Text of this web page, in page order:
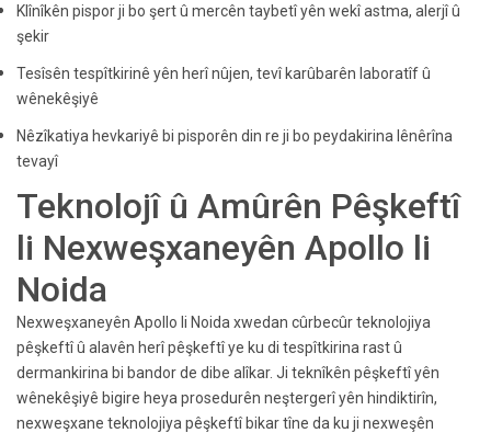
Klînîkên pispor ji bo şert û mercên taybetî yên wekî astma, alerjî û
şekir
Tesîsên tespîtkirinê yên herî nûjen, tevî karûbarên laboratîf û
wênekêşiyê
Nêzîkatiya hevkariyê bi pisporên din re ji bo peydakirina lênêrîna
tevayî
Teknolojî û Amûrên Pêşkeftî
li Nexweşxaneyên Apollo li
Noida
Nexweşxaneyên Apollo li Noida xwedan cûrbecûr teknolojiya
pêşkeftî û alavên herî pêşkeftî ye ku di tespîtkirina rast û
dermankirina bi bandor de dibe alîkar. Ji teknîkên pêşkeftî yên
wênekêşiyê bigire heya prosedurên neştergerî yên hindiktirîn,
nexweşxane teknolojiya pêşkeftî bikar tîne da ku ji nexweşên